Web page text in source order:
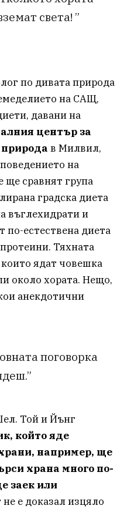
света! ”
по дивата природа
на САЩ,
давани на
център за
в Милвил,
на
сравнят група
градска диета
въглехидрати и
по-естествена диета
Тяхната
ядат човешка
около хората. Нещо,
анекдотични
поговорка
Той и Йънг
който яде
например, ще
храна много по-
заек или
е доказал изцяло